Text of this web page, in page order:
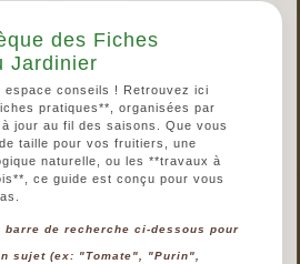
des Fiches
Jardinier
espace conseils ! Retrouvez ici
pratiques**, organisées par
jour au fil des saisons. Que vous
taille pour vos fruitiers, une
naturelle, ou les **travaux à
ce guide est conçu pour vous
de recherche ci-dessous pour
sujet (ex: "Tomate", "Purin",